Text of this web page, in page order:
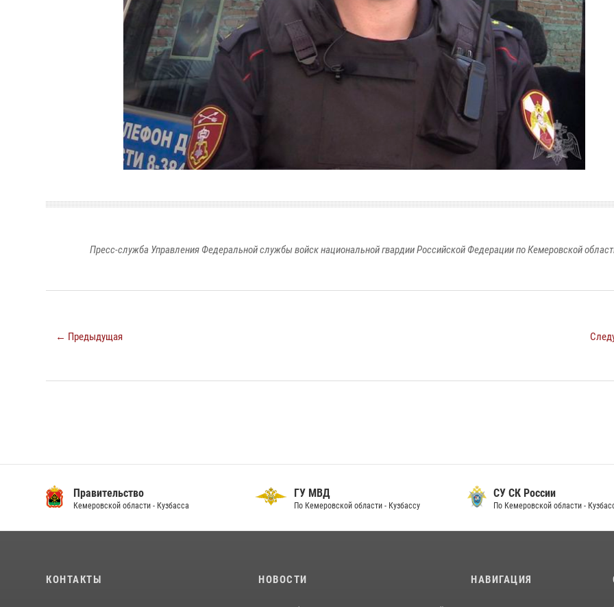
Пресс-служба Управления Федеральной службы войск национальной гвардии Российской Федерации по Кемеровской
← Предыдущая
Правительство
Кемеровской области - Кузбасса
ГУ МВД
По Кемеровской области - Кузбассу
СУ СК России
По Кемеровской области -
КОНТАКТЫ НОВОСТИ НАВИГАЦИЯ